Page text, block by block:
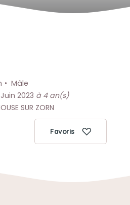
Mâle
2023 à 4 an(s)
SUR ZORN
Favoris